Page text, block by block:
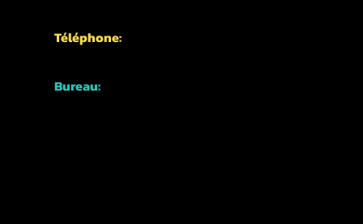
Téléphone:
Bureau: